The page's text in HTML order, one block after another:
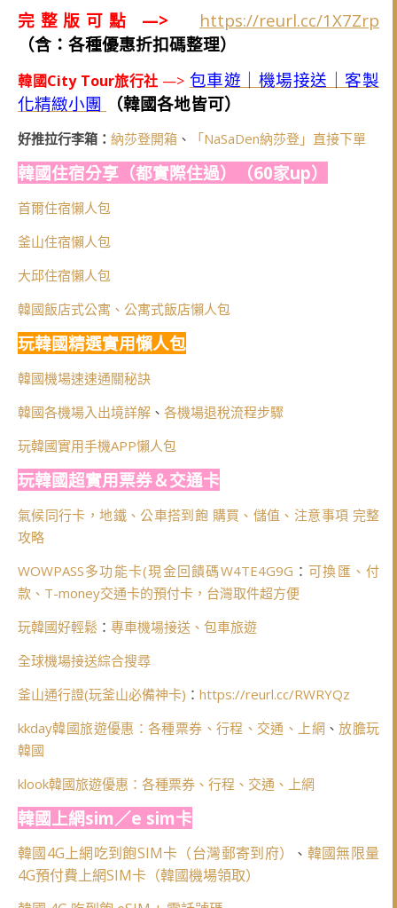
完整版可點 —>
https://reurl.cc/1X7Zrp
（含：各種優惠折扣碼整理）
韓國City Tour旅行社 —> 包車遊｜機場接送｜客製
化精緻小團
（韓國各地皆可）
好推拉行李箱： 納莎登開箱 、 「NaSaDen納莎登」直接下單
韓國住宿分享（都實際住過）（60家up）
首爾住宿懶人包
釜山住宿懶人包
大邱住宿懶人包
韓國飯店式公寓、公寓式飯店懶人包
玩韓國精選實用懶人包
韓國機場速速通關秘訣
韓國各機場入出境詳解 、 各機場退稅流程步驟
玩韓國實用手機APP懶人包
玩韓國超實用票券＆交通卡
氣候同行卡，地鐵、公車搭到飽 購買、儲值、注意事項 完整
攻略
WOWPASS多功能卡(現金回饋碼W4TE4G9G ：可換匯、付
款、T-money交通卡的預付卡，台灣取件超方便
玩韓國好輕鬆 ： 專車機場接送、包車旅遊
全球機場接送綜合搜尋
釜山通行證(玩釜山必備神卡) ： https://reurl.cc/RWRYQz
kkday韓國旅遊優惠：各種票券、行程、交通、上網 、放膽玩
韓國
klook韓國旅遊優惠：各種票券、行程、交通、上網
韓國上網sim／e sim卡
韓國4G上網吃到飽SIM卡（台灣郵寄到府） 、 韓國無限量
4G預付費上網SIM卡（韓國機場領取）